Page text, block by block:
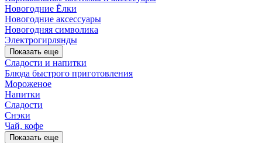
Новогодние Ёлки
Новогодние аксессуары
Новогодняя символика
Электрогирлянды
Показать еще
Сладости и напитки
Блюда быстрого приготовления
Мороженое
Напитки
Сладости
Снэки
Чай, кофе
Показать еще